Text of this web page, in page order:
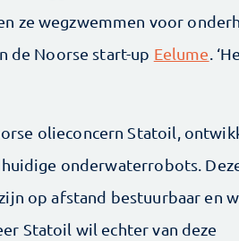
ze wegzwemmen voor
de Noorse start-up ­Eelume.
olieconcern Statoil,
onderwaterrobots.
op afstand bestuurbaar en
Statoil wil echter van deze